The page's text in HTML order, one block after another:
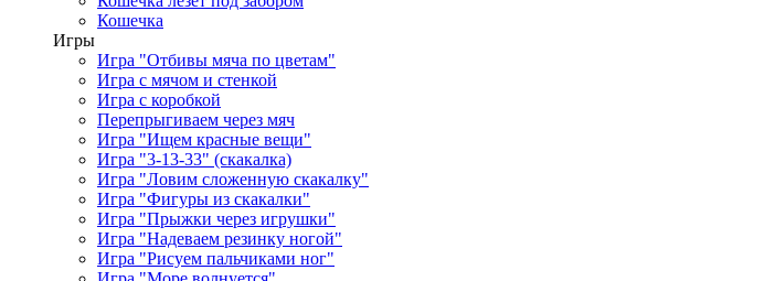
Кошечка
Игры
Игра "Отбивы мяча по цветам"
Игра с мячом и стенкой
Игра с коробкой
Перепрыгиваем через мяч
Игра "Ищем красные вещи"
Игра "3-13-33" (скакалка)
Игра "Ловим сложенную скакалку"
Игра "Фигуры из скакалки"
Игра "Прыжки через игрушки"
Игра "Надеваем резинку ногой"
Игра "Рисуем пальчиками ног"